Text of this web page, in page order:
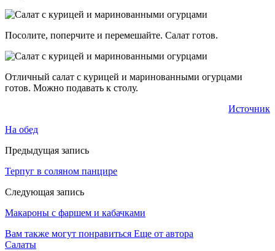
Посолите, поперчите и перемешайте. Салат готов.
Отличный салат с курицей и маринованными огурцами
готов. Можно подавать к столу.
Источник
На обед
Предыдущая запись
Терпуг в соляном панцире
Следующая запись
Макароны с фаршем и кабачками
Вам также могут понравиться Еще от автора
Салаты